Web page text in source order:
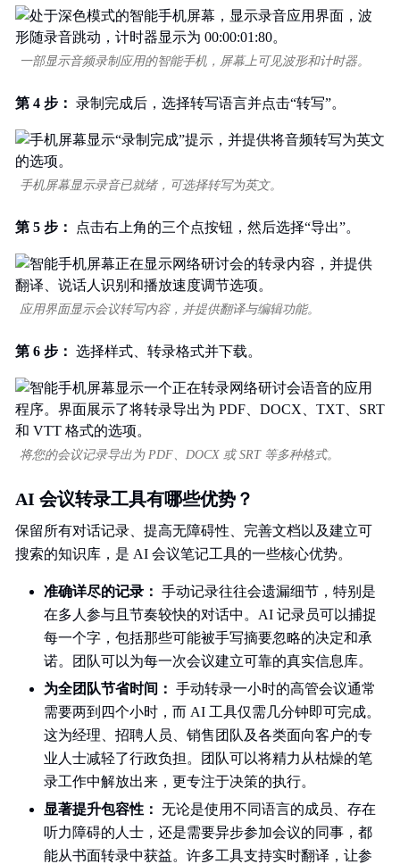
一部显示音频录制应用的智能手机，屏幕上可见波形和计时器。
第 4 步： 录制完成后，选择转写语言并点击“转写”。
手机屏幕显示录音已就绪，可选择转写为英文。
第 5 步： 点击右上角的三个点按钮，然后选择“导出”。
应用界面显示会议转写内容，并提供翻译与编辑功能。
第 6 步： 选择样式、转录格式并下载。
将您的会议记录导出为 PDF、DOCX 或 SRT 等多种格式。
AI 会议转录工具有哪些优势？
保留所有对话记录、提高无障碍性、完善文档以及建立可
搜索的知识库，是 AI 会议笔记工具的一些核心优势。
准确详尽的记录： 手动记录往往会遗漏细节，特别是
在多人参与且节奏较快的对话中。AI 记录员可以捕捉
每一个字，包括那些可能被手写摘要忽略的决定和承
诺。团队可以为每一次会议建立可靠的真实信息库。
为全团队节省时间： 手动转录一小时的高管会议通常
需要两到四个小时，而 AI 工具仅需几分钟即可完成。
这为经理、招聘人员、销售团队及各类面向客户的专
业人士减轻了行政负担。团队可以将精力从枯燥的笔
录工作中解放出来，更专注于决策的执行。
显著提升包容性： 无论是使用不同语言的成员、存在
听力障碍的人士，还是需要异步参加会议的同事，都
能从书面转录中获益。许多工具支持实时翻译，让参